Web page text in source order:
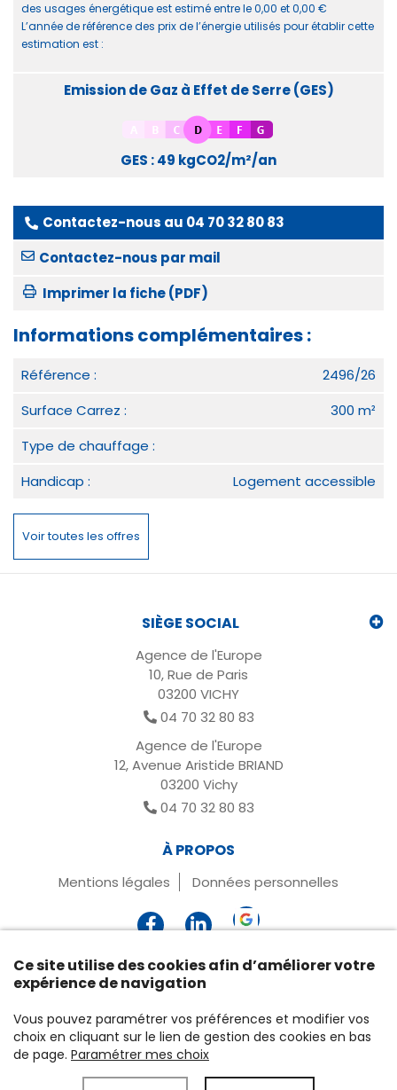
des usages énergétique est estimé entre le 0,00 et 0,00 €
L’année de référence des prix de l’énergie utilisés pour établir cette
estimation est :
Emission de Gaz à Effet de Serre (GES)
GES : 49 kgCO2/m²/an
Contactez-nous au 04 70 32 80 83
Contactez-nous par mail
Imprimer la fiche (PDF)
Informations complémentaires :
Référence :
2496/26
Surface Carrez :
300 m²
Type de chauffage :
Handicap :
Logement accessible
Voir toutes les offres
SIÈGE SOCIAL
Agence de l'Europe
10, Rue de Paris
03200 VICHY
04 70 32 80 83
Agence de l'Europe
12, Avenue Aristide BRIAND
03200 Vichy
04 70 32 80 83
À PROPOS
Mentions légales Données personnelles
Ce site utilise des cookies afin d’améliorer votre
expérience de navigation
Vous pouvez paramétrer vos préférences et modifier vos
choix en cliquant sur le lien de gestion des cookies en bas
de page. Paramétrer mes choix